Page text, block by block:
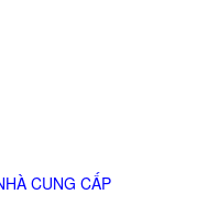
CUNG CẤP